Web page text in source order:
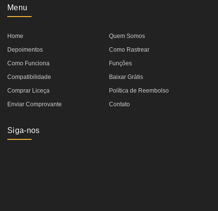
Menu
Home
Quem Somos
Depoimentos
Como Rastrear
Como Funciona
Funções
Compatibilidade
Baixar Grátis
Comprar Liceça
Política de Reembolso
Enviar Comprovante
Contato
Siga-nos